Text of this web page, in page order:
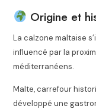
Origine et
La calzone maltaise
influencé par la
méditerranéens.
Malte, carrefour
développé une